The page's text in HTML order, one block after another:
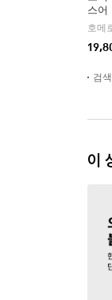
스어
검
이